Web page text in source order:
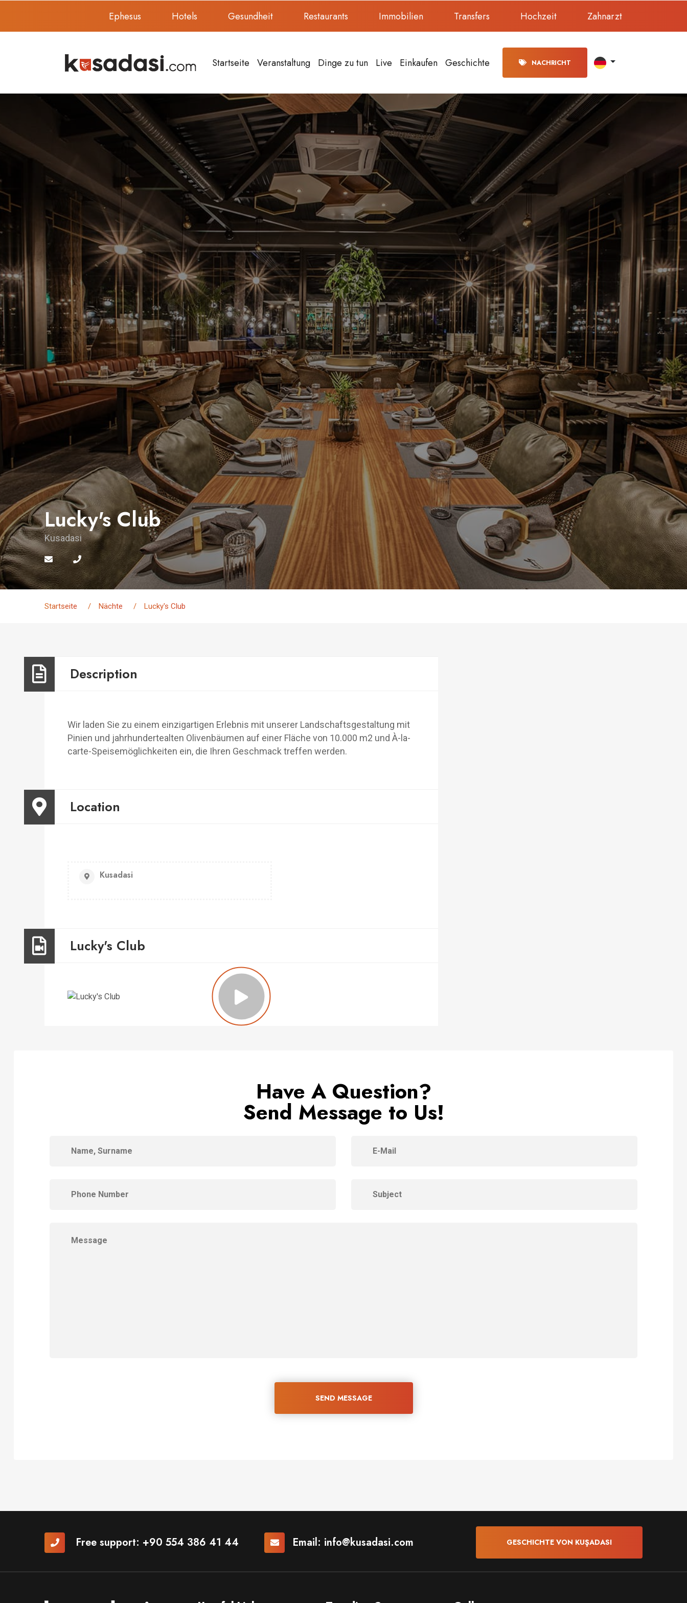
Ephesus Hotels Gesundheit Restaurants Immobilien Transfers Hochzeit Zahnarzt
Startseite Veranstaltung Dinge zu tun Live Einkaufen Geschichte NACHRICHT
Lucky's Club
Kusadasi
Startseite Nächte Lucky's Club
Description
Wir laden Sie zu einem einzigartigen Erlebnis mit unserer Landschaftsgestaltung mit
Pinien und jahrhundertealten Olivenbäumen auf einer Fläche von 10.000 m2 und À-la-
carte-Speisemöglichkeiten ein, die Ihren Geschmack treffen werden.
Location
Kusadasi
Lucky's Club
Have A Question?
Send Message to Us!
SEND MESSAGE
Free support: +90 554 386 41 44 Email: info@kusadasi.com GESCHICHTE VON KUŞADASI